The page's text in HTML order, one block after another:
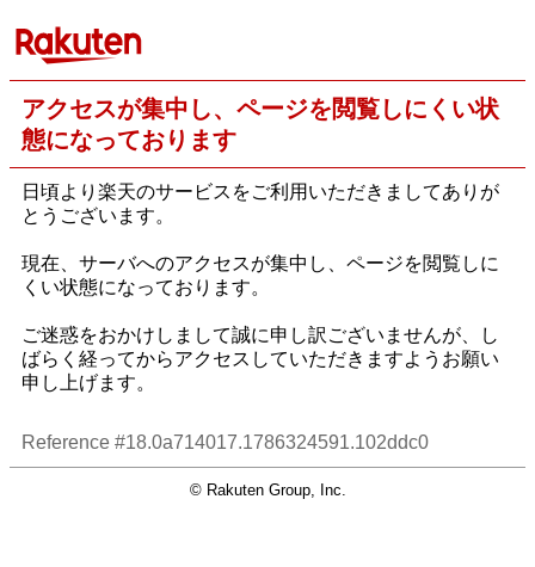
アクセスが集中し、ページを閲覧しにくい状
態になっております
日頃より楽天のサービスをご利用いただきましてありが
とうございます。
現在、サーバへのアクセスが集中し、ページを閲覧しに
くい状態になっております。
ご迷惑をおかけしまして誠に申し訳ございませんが、し
ばらく経ってからアクセスしていただきますようお願い
申し上げます。
Reference #18.0a714017.1786324591.102ddc0
© Rakuten Group, Inc.